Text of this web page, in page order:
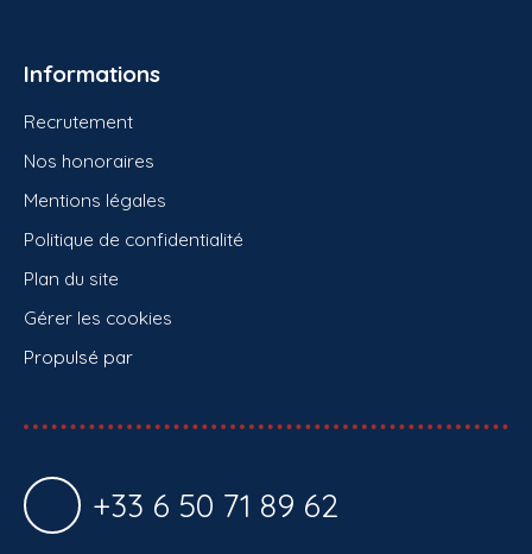
Informations
Recrutement
Nos honoraires
Mentions légales
Politique de confidentialité
Plan du site
Gérer les cookies
Propulsé par
+33 6 50 71 89 62